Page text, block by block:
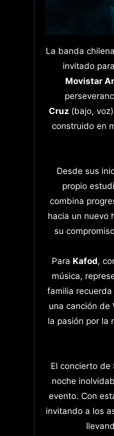
La banda chilena
invitado
Movistar
Cruz (bajo,
construido en
Desde sus
propio
combina
hacia un nuevo
su
Para Kafod,
música,
familia
una canción de
la pasión por la
El concierto de
noche
evento. Con
invitando a los